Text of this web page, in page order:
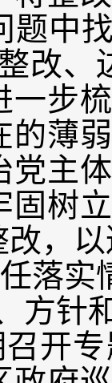
题中
改
一步
的薄
党主
固树
，
落实
方针
开